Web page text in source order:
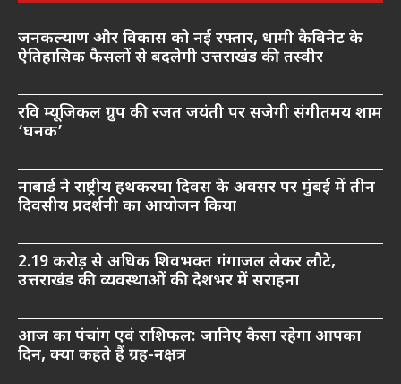
जनकल्याण और विकास को नई रफ्तार, धामी कैबिनेट के
ऐतिहासिक फैसलों से बदलेगी उत्तराखंड की तस्वीर
रवि म्यूजिकल ग्रुप की रजत जयंती पर सजेगी संगीतमय शाम
‘घनक’
नाबार्ड ने राष्ट्रीय हथकरघा दिवस के अवसर पर मुंबई में तीन
दिवसीय प्रदर्शनी का आयोजन किया
2.19 करोड़ से अधिक शिवभक्त गंगाजल लेकर लौटे,
उत्तराखंड की व्यवस्थाओं की देशभर में सराहना
आज का पंचांग एवं राशिफल: जानिए कैसा रहेगा आपका
दिन, क्या कहते हैं ग्रह-नक्षत्र